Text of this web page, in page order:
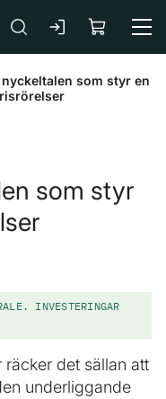
nyckeltalen som styr en
som styr
INVESTERINGAR
räcker det sällan att
underliggande